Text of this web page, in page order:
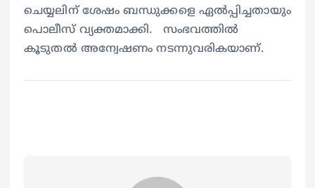
ചെയ്യലിന് ശേഷം ബന്ധുക്കളെ ഏൽപ്പിച്ചതായും
പൊലീസ് വ്യക്തമാക്കി. സംഭവത്തിൽ
കൂടുതൽ അന്വേഷണം നടന്നുവരികയാണ്.